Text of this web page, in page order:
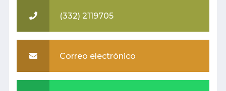
(332) 2119705
Correo electrónico